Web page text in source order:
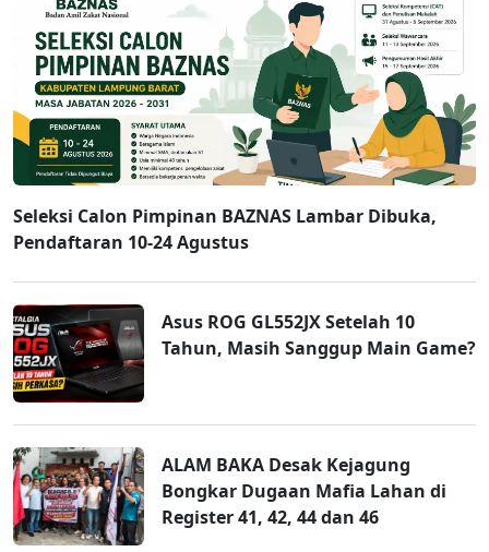
Seleksi Calon Pimpinan BAZNAS Lambar Dibuka,
Pendaftaran 10-24 Agustus
Asus ROG GL552JX Setelah 10
Tahun, Masih Sanggup Main Game?
ALAM BAKA Desak Kejagung
Bongkar Dugaan Mafia Lahan di
Register 41, 42, 44 dan 46